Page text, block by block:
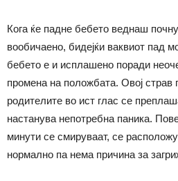
Кога ќе падне бебето веднаш
вообичаено, бидејќи ваквиот пад
бебето е и исплашено поради
промена на положбата. Овој страв
родителите во ист глас се
настанува непотребна паника.
минути се смируваат, се
нормално па нема причина за